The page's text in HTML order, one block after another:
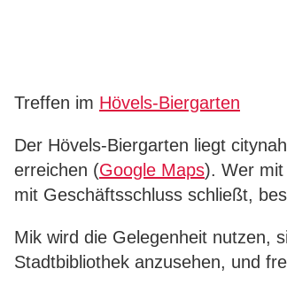
Treffen im Hövels-Biergarten
Der Hövels-Biergarten liegt
erreichen (Google Maps). Wer mit
mit Geschäftsschluss schließt,
Mik wird die Gelegenheit nutzen,
Stadtbibliothek anzusehen, und